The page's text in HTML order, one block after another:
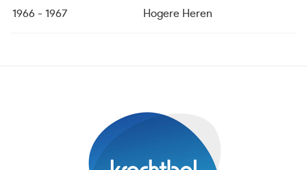
1966 - 1967 Hogere Heren